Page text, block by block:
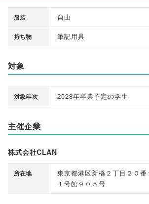
服装 自由
持ち物 筆記用具
対象
対象年次 2028年卒業予定の学生
主催企業
株式会社CLAN
所在地
東京都港区新橋２丁目２０
１号館９０５号